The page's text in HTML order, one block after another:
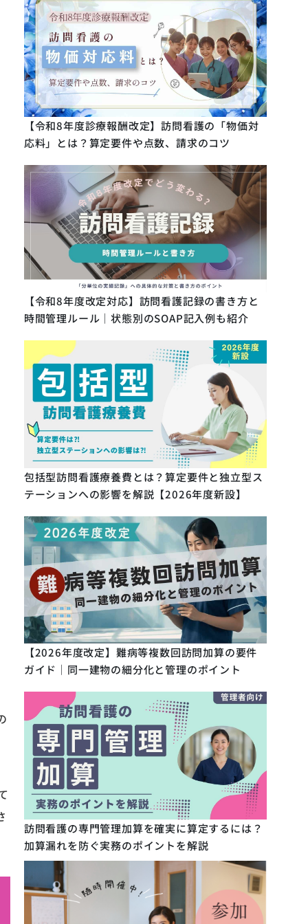
【令和8年度診療報酬改定】訪問看護の「物価対
応料」とは？算定要件や点数、請求のコツ
【令和8年度改定対応】訪問看護記録の書き方と
時間管理ルール｜状態別のSOAP記入例も紹介
包括型訪問看護療養費とは？算定要件と独立型ス
テーションへの影響を解説【2026年度新設】
【2026年度改定】難病等複数回訪問加算の要件
ガイド｜同一建物の細分化と管理のポイント
訪問看護の専門管理加算を確実に算定するには？
加算漏れを防ぐ実務のポイントを解説